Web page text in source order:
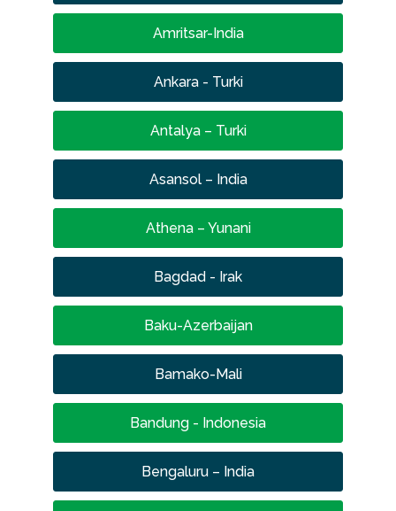
Amritsar-India
Ankara - Turki
Antalya – Turki
Asansol – India
Athena – Yunani
Bagdad - Irak
Baku-Azerbaijan
Bamako-Mali
Bandung - Indonesia
Bengaluru – India